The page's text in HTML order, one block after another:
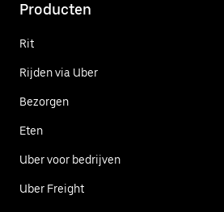
Producten
Rit
Rijden via Uber
Bezorgen
Eten
Uber voor bedrijven
Uber Freight